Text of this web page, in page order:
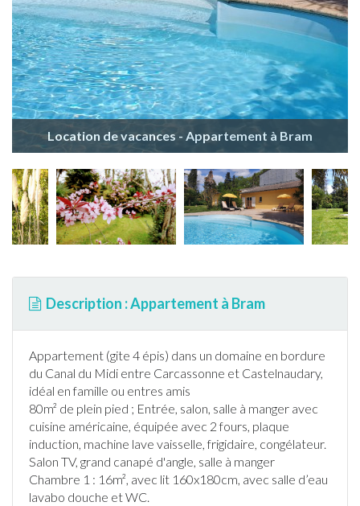
Location de vacances - Appartement à Bram
Description : Appartement à Bram
Appartement (gite 4 épis) dans un domaine en bordure
du Canal du Midi entre Carcassonne et Castelnaudary,
idéal en famille ou entres amis
80m² de plein pied ; Entrée, salon, salle à manger avec
cuisine américaine, équipée avec 2 fours, plaque
induction, machine lave vaisselle, frigidaire, congélateur.
Salon TV, grand canapé d'angle, salle à manger
Chambre 1 : 16m², avec lit 160x180cm, avec salle d’eau
lavabo douche et WC.